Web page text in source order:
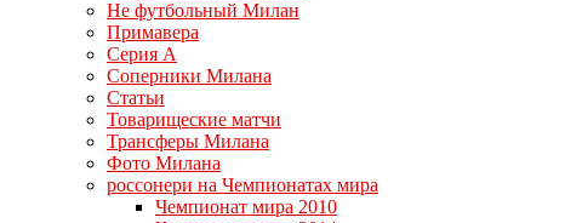
Не футбольный Милан
Примавера
Серия А
Соперники Милана
Статьи
Товарищеские матчи
Трансферы Милана
Фото Милана
россонери на Чемпионатах мира
Чемпионат мира 2010